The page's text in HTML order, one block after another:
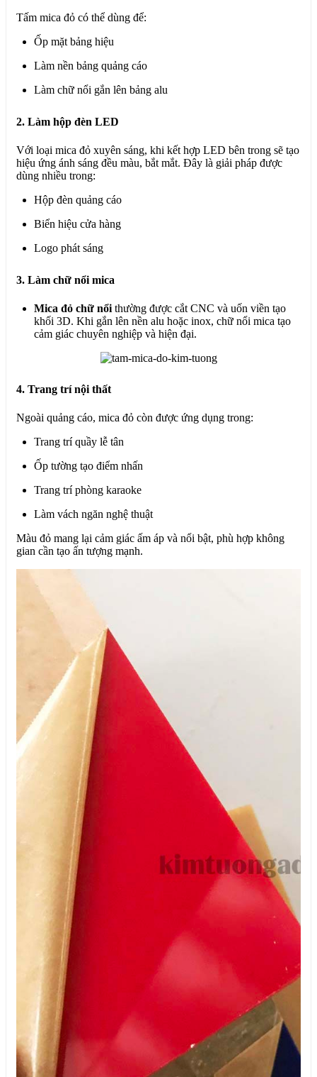
Tấm mica đỏ có thể dùng để:
Ốp mặt bảng hiệu
Làm nền bảng quảng cáo
Làm chữ nổi gắn lên bảng alu
2. Làm hộp đèn LED
Với loại mica đỏ xuyên sáng, khi kết hợp LED bên trong sẽ tạo
hiệu ứng ánh sáng đều màu, bắt mắt. Đây là giải pháp được
dùng nhiều trong:
Hộp đèn quảng cáo
Biển hiệu cửa hàng
Logo phát sáng
3. Làm chữ nổi mica
Mica đỏ chữ nổi thường được cắt CNC và uốn viền tạo
khối 3D. Khi gắn lên nền alu hoặc inox, chữ nổi mica tạo
cảm giác chuyên nghiệp và hiện đại.
4. Trang trí nội thất
Ngoài quảng cáo, mica đỏ còn được ứng dụng trong:
Trang trí quầy lễ tân
Ốp tường tạo điểm nhấn
Trang trí phòng karaoke
Làm vách ngăn nghệ thuật
Màu đỏ mang lại cảm giác ấm áp và nổi bật, phù hợp không
gian cần tạo ấn tượng mạnh.